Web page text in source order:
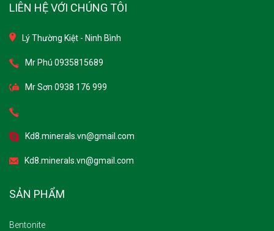
LIÊN HỆ VỚI CHÚNG TÔI
Lý Thường Kiệt - Ninh Bình
Mr Phú 0935815689
Mr Sơn 0938 176 999
Kd8.minerals.vn@gmail.com
Kd8.minerals.vn@gmail.com
SẢN PHẨM
Bentonite